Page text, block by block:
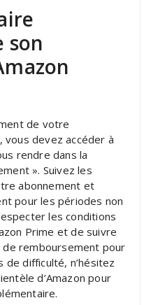
son
de votre
vous devez accéder à
rendre dans la
». Suivez les
abonnement et
pour les périodes non
les conditions
Prime et de suivre
remboursement pour
difficulté, n’hésitez
d’Amazon pour